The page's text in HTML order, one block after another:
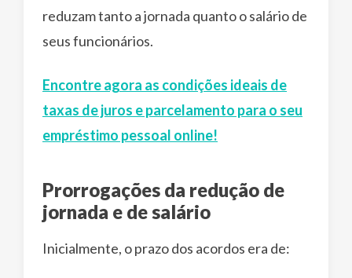
reduzam tanto a jornada quanto o salário de
seus funcionários.
Encontre agora as condições ideais de
taxas de juros e parcelamento para o seu
empréstimo pessoal online!
Prorrogações da redução de
jornada e de salário
Inicialmente, o prazo dos acordos era de: